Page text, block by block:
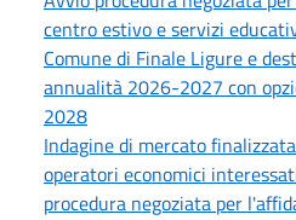
centro estivo e servizi
Comune di Finale Ligure e
annualità 2026-2027 con
2028
Indagine di mercato
operatori economici
procedura negoziata per